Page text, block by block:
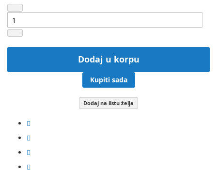
Dodaj u korpu
Kupiti sada
Dodaj na listu želja